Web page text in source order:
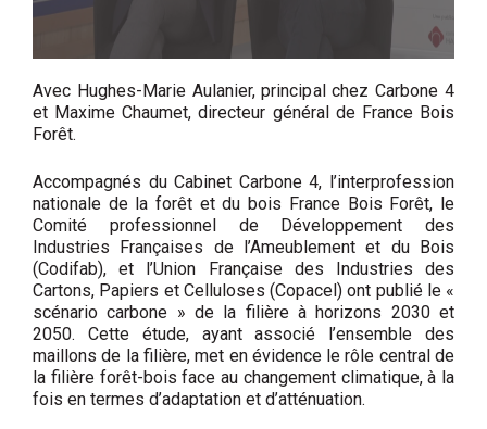
Avec Hughes-Marie Aulanier, principal chez Carbone 4
et Maxime Chaumet, directeur général de France Bois
Forêt.
Accompagnés du Cabinet Carbone 4, l’interprofession
nationale de la forêt et du bois France Bois Forêt, le
Comité professionnel de Développement des
Industries Françaises de l’Ameublement et du Bois
(Codifab), et l’Union Française des Industries des
Cartons, Papiers et Celluloses (Copacel) ont publié le «
scénario carbone » de la filière à horizons 2030 et
2050. Cette étude, ayant associé l’ensemble des
maillons de la filière, met en évidence le rôle central de
la filière forêt-bois face au changement climatique, à la
fois en termes d’adaptation et d’atténuation.